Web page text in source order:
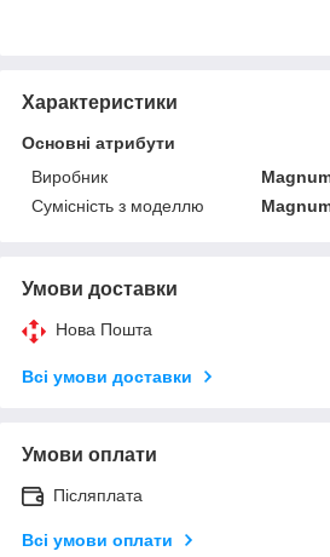
Характеристики
Основні атрибути
Виробник
Сумісність з моделлю
Умови доставки
Нова Пошта
Всі умови доставки
Умови оплати
Післяплата
Всі умови оплати